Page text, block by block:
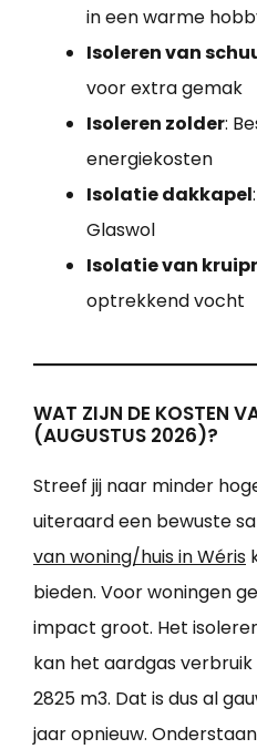
in een warme
Isoleren van
voor extra gemak
Isoleren zolder:
energiekosten
Isolatie dakkapel
Glaswol
Isolatie van
optrekkend vocht
WAT ZIJN DE KOSTEN
(AUGUSTUS 2026)?
Streef jij naar minder
uiteraard een bewuste
van woning/huis in Wéris
bieden. Voor woningen
impact groot. Het
kan het aardgas
2825 m3. Dat is dus al
jaar opnieuw.